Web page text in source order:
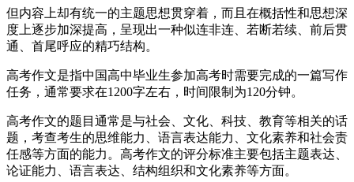
但内容上却有统一的主题思想贯穿着，而且在概括性和思想深
度上逐步加深提高，呈现出一种似连非连、若断若续、前后贯
通、首尾呼应的精巧结构。
高考作文是指中国高中毕业生参加高考时需要完成的一篇写作
任务，通常要求在1200字左右，时间限制为120分钟。
高考作文的题目通常是与社会、文化、科技、教育等相关的话
题，考查考生的思维能力、语言表达能力、文化素养和社会责
任感等方面的能力。高考作文的评分标准主要包括主题表达、
论证能力、语言表达、结构组织和文化素养等方面。